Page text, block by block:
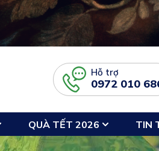
Hỗ trợ
0972 010
QUÀ TẾT 2026 TIN